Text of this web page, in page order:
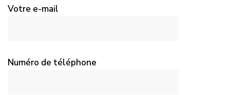
Votre e-mail
Numéro de téléphone